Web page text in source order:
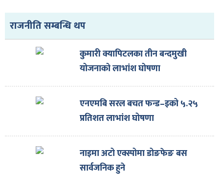
राजनीति सम्बन्धि थप
कुमारी क्यापिटलका तीन बन्दमुखी
योजनाको लाभांश घोषणा
एनएमबि सरल बचत फन्ड–इको ५.२५
प्रतिशत लाभांश घोषणा
नाइमा अटो एक्स्पोमा डोङफेङ बस
सार्वजनिक हुने